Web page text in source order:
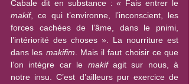
makif, ce qui t’environne, l’inconscient, les
forces cachées de l’âme, dans le pnimi,
l’intériorité des choses ». La nourriture est
dans les makifim . Mais il faut choisir ce que
l’on intègre car le makif agit sur nous, à
notre insu. C’est d’ailleurs pur exercice de